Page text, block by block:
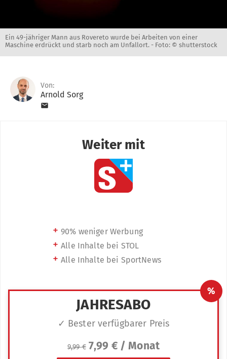
Ein 49-jähriger Mann aus Rovereto wurde bei Arbeiten von einer
Maschine erdrückt und starb noch am Unfallort. - Foto: © shutterstock
Von:
Arnold Sorg